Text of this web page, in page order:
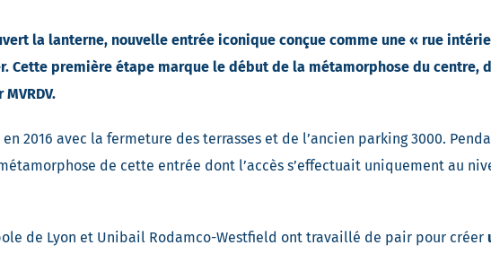
la lanterne, nouvelle entrée iconique conçue comme une « rue
Cette première étape marque le début de la métamorphose du centre,
2016 avec la fermeture des terrasses et de l’ancien parking 3000.
de cette entrée dont l’accès s’effectuait uniquement au
de Lyon et Unibail Rodamco-Westfield ont travaillé de pair pour créer